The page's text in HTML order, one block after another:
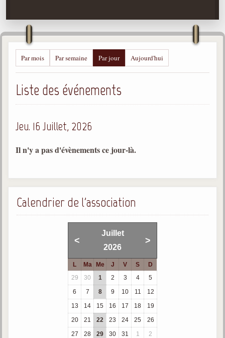
Allan Kardec
1804-1869
Léon Denis
1846-1927
Gabriel Delanne
1910-2002
Divaldo Franco
1927-2025
Ouvrages
Bulletins "Le Spiritisme"
Journal trimestriel
Newsletters
Sujets du mois
Par mois Par semaine Par jour Aujourd'hui
Liste des événements
Jeu. 16 Juillet, 2026
Il n'y a pas d'évènements ce jour-là.
Calendrier de l'association
<
Juillet
2026
>
L Ma Me J V S
D
29
30 1 2 3 4
5
6
7 8 9 10 11
12
13
14 15 16 17 18
19
20
21 22 23 24 25
26
27
28 29 30 31 1 2